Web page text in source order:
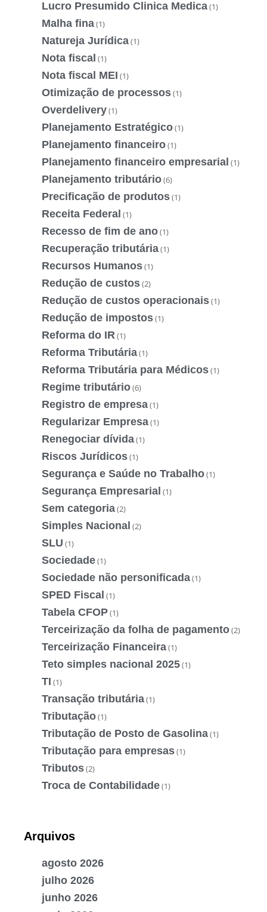
Lucro Presumido Clinica Medica(1)
Malha fina(1)
Natureja Jurídica(1)
Nota fiscal (1)
Nota fiscal MEI (1)
Otimização de processos(1)
Overdelivery(1)
Planejamento Estratégico(1)
Planejamento financeiro(1)
Planejamento financeiro empresarial (1)
Planejamento tributário(6)
Precificação de produtos(1)
Receita Federal (1)
Recesso de fim de ano(1)
Recuperação tributária(1)
Recursos Humanos(1)
Redução de custos(2)
Redução de custos operacionais(1)
Redução de impostos(1)
Reforma do IR (1)
Reforma Tributária(1)
Reforma Tributária para Médicos(1)
Regime tributário(6)
Registro de empresa(1)
Regularizar Empresa(1)
Renegociar dívida(1)
Riscos Jurídicos(1)
Segurança e Saúde no Trabalho(1)
Segurança Empresarial (1)
Sem categoria(2)
Simples Nacional (2)
SLU (1)
Sociedade(1)
Sociedade não personificada(1)
SPED Fiscal (1)
Tabela CFOP(1)
Terceirização da folha de pagamento(2)
Terceirização Financeira(1)
Teto simples nacional 2025(1)
TI (1)
Transação tributária(1)
Tributação(1)
Tributação de Posto de Gasolina(1)
Tributação para empresas(1)
Tributos(2)
Troca de Contabilidade(1)
Arquivos
agosto 2026
julho 2026
junho 2026